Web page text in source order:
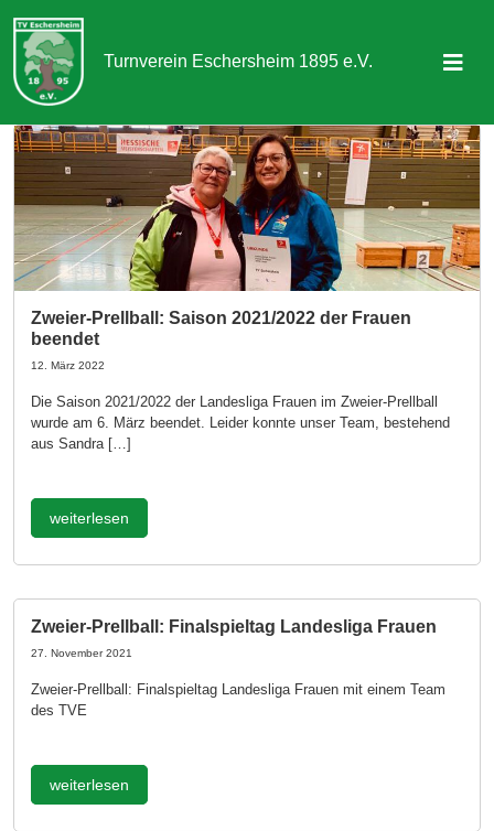
Turnverein Eschersheim 1895 e.V.
Sportangebot
Abteilungen
Aktuelles & Termine
Über uns
Kontakt
Mitgliedschaft
Zweier-Prellball: Saison 2021/2022 der Frauen
beendet
12. März 2022
Die Saison 2021/2022 der Landesliga Frauen im Zweier-Prellball
wurde am 6. März beendet. Leider konnte unser Team, bestehend
aus Sandra […]
weiterlesen
Zweier-Prellball: Finalspieltag Landesliga Frauen
27. November 2021
Zweier-Prellball: Finalspieltag Landesliga Frauen mit einem Team
des TVE
weiterlesen